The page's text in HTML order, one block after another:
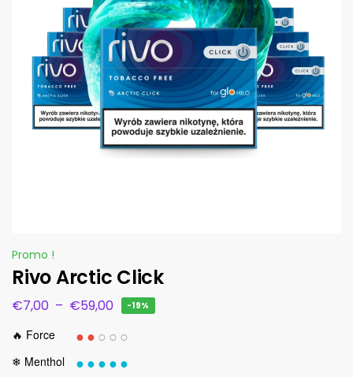
Promo !
Rivo Arctic Click
€7,00 – €59,00 -19%
🔥 Force ●●○○○
❄ Menthol ●●●●●